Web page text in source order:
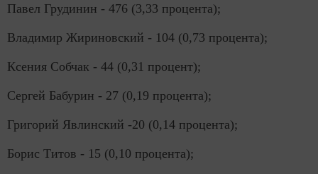
Павел Грудинин - 476 (3,33 процента);
Владимир Жириновский - 104 (0,73 процента);
Ксения Собчак - 44 (0,31 процент);
Сергей Бабурин - 27 (0,19 процента);
Григорий Явлинский -20 (0,14 процента);
Борис Титов - 15 (0,10 процента);